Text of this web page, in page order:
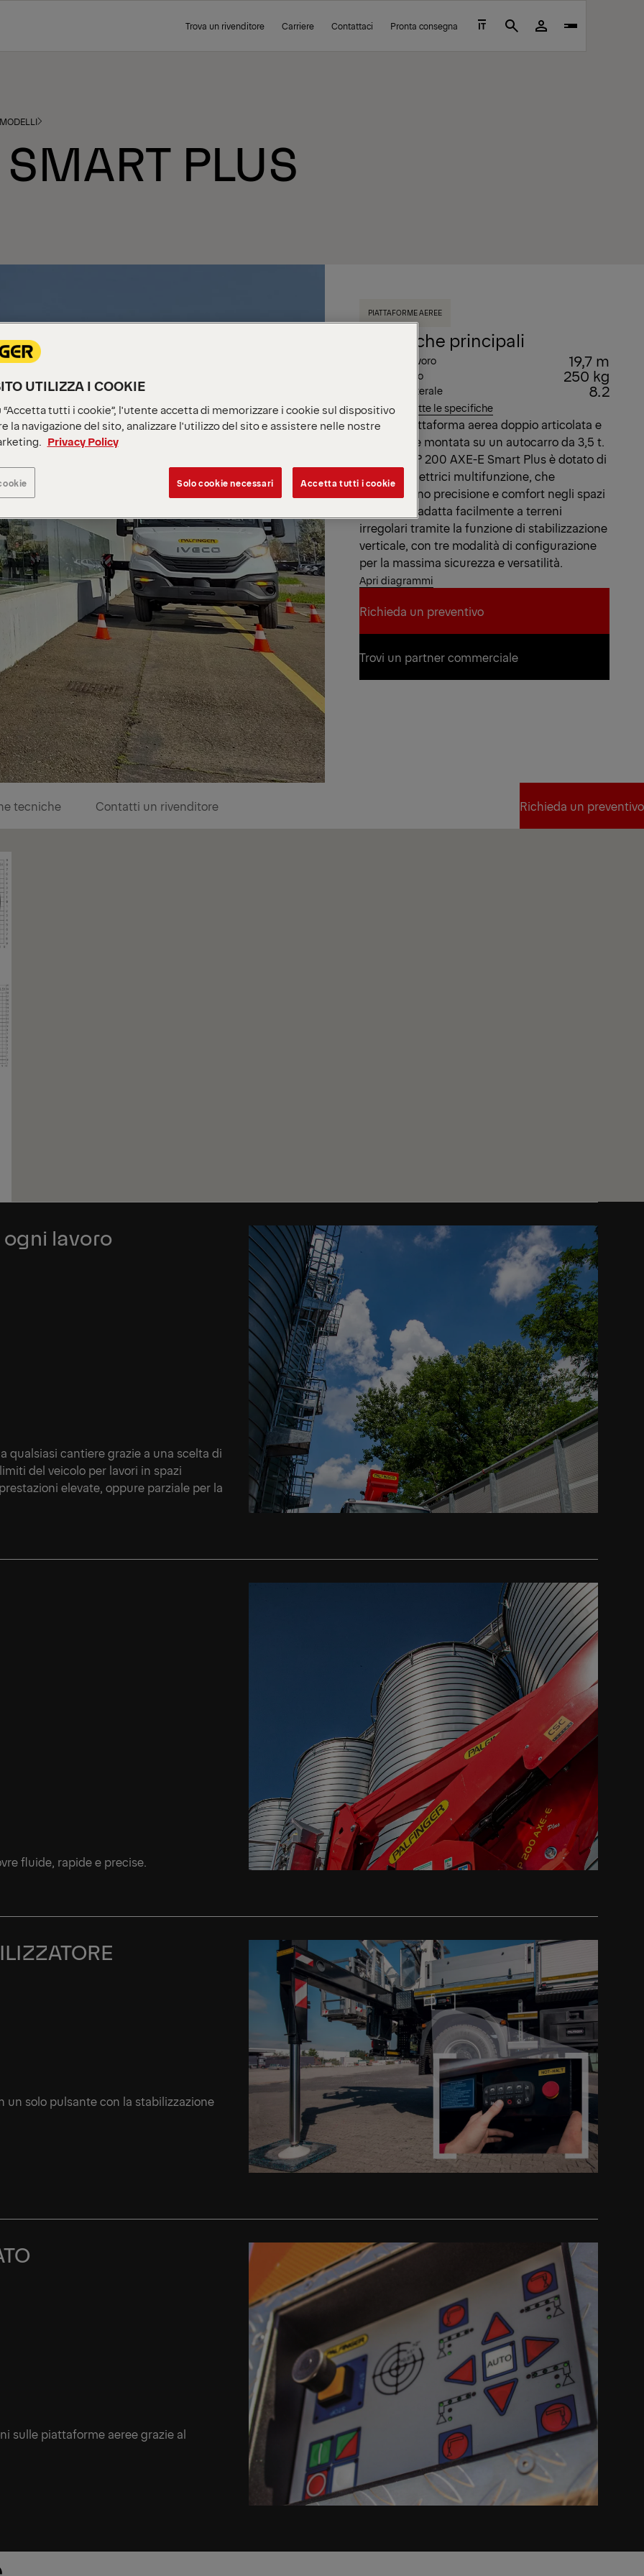
Trova un rivenditore Carriere Contattaci Pronta consegna IT Search
MODELLI
PLUS
PIATTAFORME AEREE
Specifiche principali
Altezza di lavoro 19,7 m
Portata Cesto 250 kg
Sbraccio Laterale 8.2
Visualizza tutte le specifiche
Questa piattaforma aerea doppio articolata e
compatta è montata su un autocarro da 3,5 t.
Il modello P 200 AXE-E Smart Plus è dotato di
comandi elettrici multifunzione, che
garantiscono precisione e comfort negli spazi
ristretti. Si adatta facilmente a terreni
irregolari tramite la funzione di stabilizzazione
verticale, con tre modalità di configurazione
per la massima sicurezza e versatilità.
Apri diagrammi
Richieda un preventivo
Richieda un preventivo
Trovi un partner commerciale
tecniche Contatti un rivenditore Richieda un preventivo
lavoro
qualsiasi cantiere grazie a una scelta di
del veicolo per lavori in spazi
elevate, oppure parziale per la
fluide, rapide e precise.
un solo pulsante con la stabilizzazione
sulle piattaforme aeree grazie al
UTILIZZA I COOKIE
“Accetta tutti i cookie”, l'utente accetta di memorizzare i cookie sul dispositivo
la navigazione del sito, analizzare l'utilizzo del sito e assistere nelle nostre
Privacy Policy
Solo cookie necessari Accetta tutti i cookie